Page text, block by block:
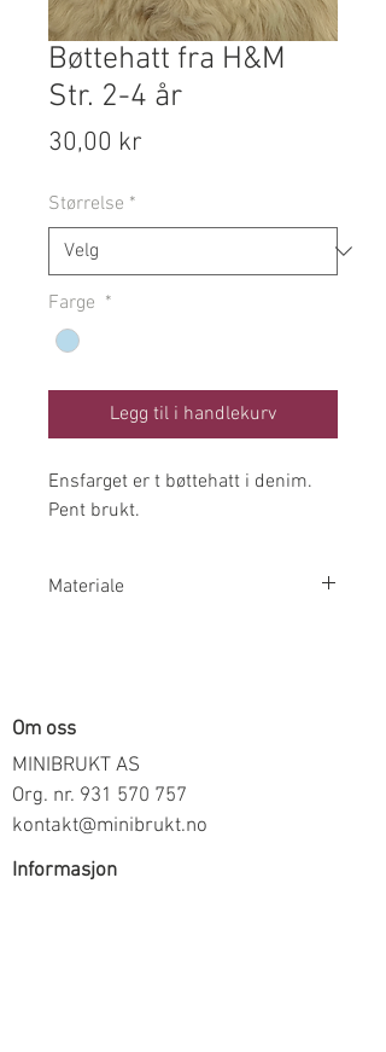
Bøttehatt fra H&M
Str. 2-4 år
30,00 kr
Størrelse *
Farge *
Legg til i handlekurv
Ensfarget er t bøttehatt i denim.
Pent brukt.
Materiale
Om oss
MINIBRUKT AS
Org. nr. 931 570 757
kontakt@minibrukt.no
Informasjon